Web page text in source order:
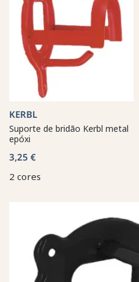
KERBL
Suporte de bridão Kerbl metal
epóxi
3,25 €
2 cores